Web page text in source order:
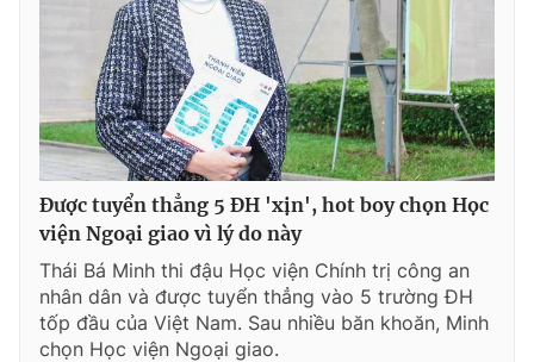
Được tuyển thẳng 5 ĐH 'xịn', hot boy chọn Học
viện Ngoại giao vì lý do này
Thái Bá Minh thi đậu Học viện Chính trị công an
nhân dân và được tuyển thẳng vào 5 trường ĐH
tốp đầu của Việt Nam. Sau nhiều băn khoăn, Minh
chọn Học viện Ngoại giao.